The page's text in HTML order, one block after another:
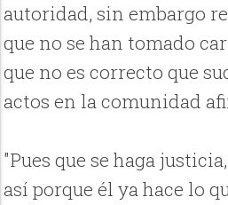
autoridad, sin embargo
que no se han tomado
que no es correcto que
actos en la comunidad
"Pues que se haga
así porque él ya hace lo